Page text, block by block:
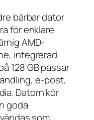
bärbar dator
för enklare
AMD-
integrerad
128 GB passar
e-post,
Datorn kör
goda